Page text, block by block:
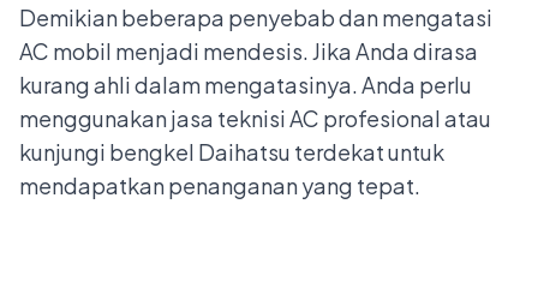
Demikian beberapa penyebab dan mengatasi
AC mobil menjadi mendesis. Jika Anda dirasa
kurang ahli dalam mengatasinya. Anda perlu
menggunakan jasa teknisi AC profesional atau
kunjungi bengkel Daihatsu terdekatuntuk
mendapatkan penanganan yang tepat.